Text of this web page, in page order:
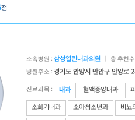
점
소속병원 : 삼성열린내과의원 총 추천
병원주소 : 경기도 안양시 만안구 안양로
진료과목 : 내과 혈액종양내과
소화기내과
소아청소년과 비뇨